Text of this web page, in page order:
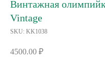
Винтажная
Vintage
SKU: KK1038
4500.00 ₽